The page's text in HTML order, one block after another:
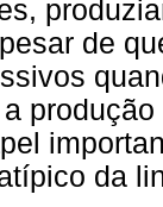
de
da